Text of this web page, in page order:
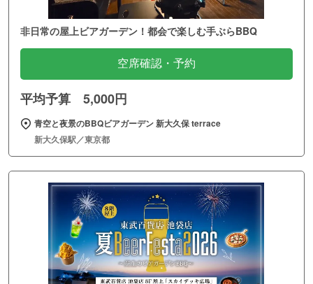
非日常の屋上ビアガーデン！都会で楽しむ手ぶらBBQ
空席確認・予約
平均予算 5,000円
青空と夜景のBBQビアガーデン 新大久保 terrace
新大久保駅／東京都